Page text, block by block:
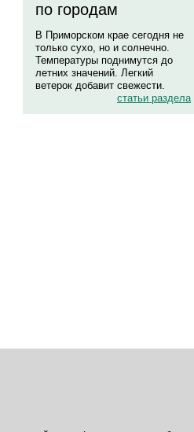
по городам
В Приморском крае сегодня не
только сухо, но и солнечно.
Температуры поднимутся до
летних значений. Легкий
ветерок добавит свежести.
статьи раздела